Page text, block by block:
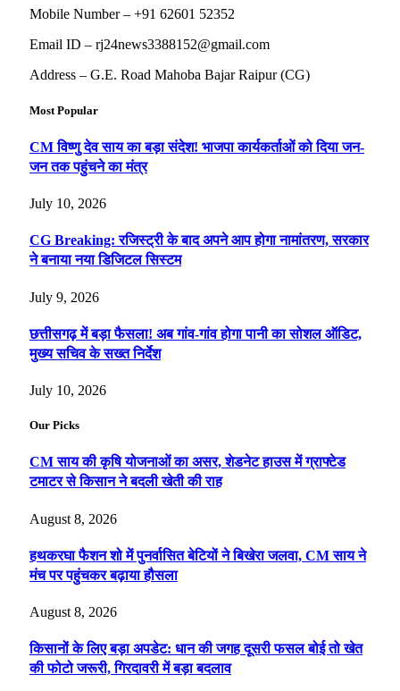
Mobile Number – +91 62601 52352
Email ID – rj24news3388152@gmail.com
Address – G.E. Road Mahoba Bajar Raipur (CG)
Most Popular
CM विष्णु देव साय का बड़ा संदेश! भाजपा कार्यकर्ताओं को दिया जन-
जन तक पहुंचने का मंत्र
July 10, 2026
CG Breaking: रजिस्ट्री के बाद अपने आप होगा नामांतरण, सरकार
ने बनाया नया डिजिटल सिस्टम
July 9, 2026
छत्तीसगढ़ में बड़ा फैसला! अब गांव-गांव होगा पानी का सोशल ऑडिट,
मुख्य सचिव के सख्त निर्देश
July 10, 2026
Our Picks
CM साय की कृषि योजनाओं का असर, शेडनेट हाउस में ग्राफ्टेड
टमाटर से किसान ने बदली खेती की राह
August 8, 2026
हथकरघा फैशन शो में पुनर्वासित बेटियों ने बिखेरा जलवा, CM साय ने
मंच पर पहुंचकर बढ़ाया हौसला
August 8, 2026
किसानों के लिए बड़ा अपडेट: धान की जगह दूसरी फसल बोई तो खेत
की फोटो जरूरी, गिरदावरी में बड़ा बदलाव